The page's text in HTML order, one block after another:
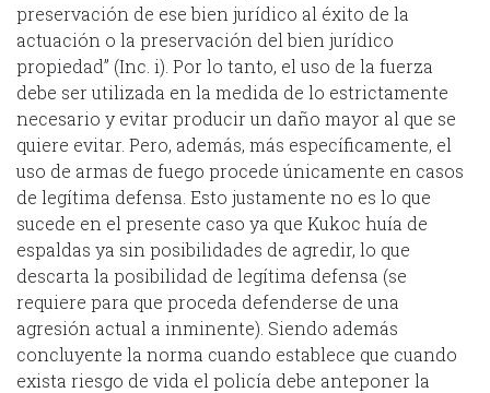
preservación de ese bien jurídico al éxito de la
actuación o la preservación del bien jurídico
propiedad” (Inc. i). Por lo tanto, el uso de la fuerza
debe ser utilizada en la medida de lo estrictamente
necesario y evitar producir un daño mayor al que se
quiere evitar. Pero, además, más específicamente, el
uso de armas de fuego procede únicamente en casos
de legítima defensa. Esto justamente no es lo que
sucede en el presente caso ya que Kukoc huía de
espaldas ya sin posibilidades de agredir, lo que
descarta la posibilidad de legítima defensa (se
requiere para que proceda defenderse de una
agresión actual a inminente). Siendo además
concluyente la norma cuando establece que cuando
exista riesgo de vida el policía debe anteponer la